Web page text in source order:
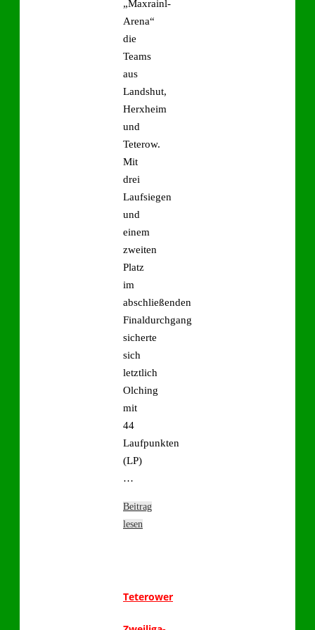
„Maxrainl-
Arena“
die
Teams
aus
Landshut,
Herxheim
und
Teterow.
Mit
drei
Laufsiegen
und
einem
zweiten
Platz
im
abschließenden
Finaldurchgang
sicherte
sich
letztlich
Olching
mit
44
Laufpunkten
(LP)
…
Beitrag
lesen
Teterower